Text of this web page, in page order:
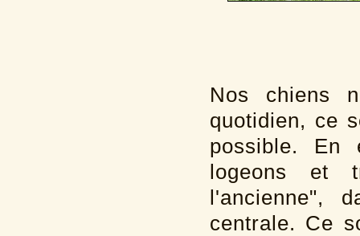
Nos chiens
quotidien, ce
possible. En
logeons et
l'ancienne",
centrale. Ce